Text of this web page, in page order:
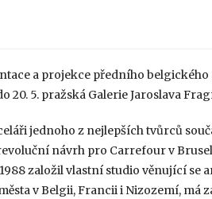
a projekce předního belgického
20. 5. pražská Galerie Jaroslava
jednoho z nejlepších tvůrců
návrh pro Carrefour v
založil vlastní studio věnující se
v Belgii, Francii i Nizozemí, má